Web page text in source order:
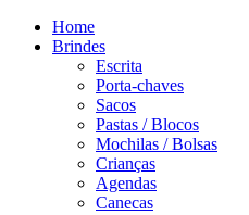
Home
Brindes
Escrita
Porta-chaves
Sacos
Pastas / Blocos
Mochilas / Bolsas
Crianças
Agendas
Canecas